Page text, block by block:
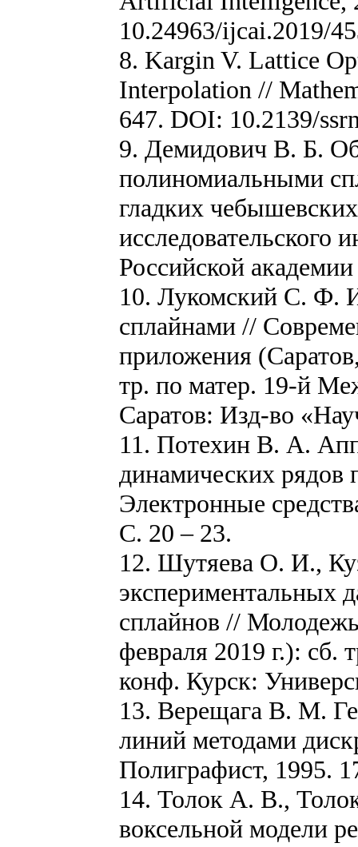
10.24963/ijcai.2019/
8. Kargin V. Lattice
Interpolation //
647. DOI: 10.2139/
9. Демидович В. Б.
полиномиальными
гладких
исследовательского
Российской
10. Лукомский С. Ф.
сплайнами //
приложения
тр. по матер. 19-й
Саратов: Изд-во
11. Потехин В. А.
динамических рядов
Электронные
С. 20 – 23.
12. Шутяева О. И.,
экспериментальных
сплайнов //
февраля 2019 г.):
конф. Курск:
13. Верещага В. М.
линий методами
Полиграфист, 1995.
14. Толок А. В.,
воксельной модели